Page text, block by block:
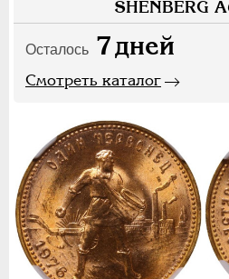
SHENBERG
Осталось 7дней
Смотреть каталог